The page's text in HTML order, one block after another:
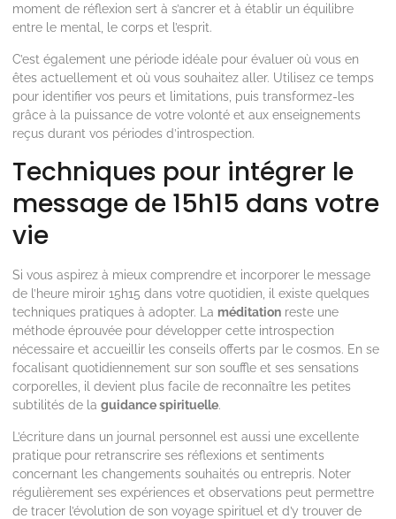
moment de réflexion sert à s’ancrer et à établir un équilibre
entre le mental, le corps et l’esprit.
C’est également une période idéale pour évaluer où vous en
êtes actuellement et où vous souhaitez aller. Utilisez ce temps
pour identifier vos peurs et limitations, puis transformez-les
grâce à la puissance de votre volonté et aux enseignements
reçus durant vos périodes d’introspection.
Techniques pour intégrer le
message de 15h15 dans votre
vie
Si vous aspirez à mieux comprendre et incorporer le message
de l’heure miroir 15h15 dans votre quotidien, il existe quelques
techniques pratiques à adopter. La méditation reste une
méthode éprouvée pour développer cette introspection
nécessaire et accueillir les conseils offerts par le cosmos. En se
focalisant quotidiennement sur son souffle et ses sensations
corporelles, il devient plus facile de reconnaître les petites
subtilités de la guidance spirituelle.
L’écriture dans un journal personnel est aussi une excellente
pratique pour retranscrire ses réflexions et sentiments
concernant les changements souhaités ou entrepris. Noter
régulièrement ses expériences et observations peut permettre
de tracer l’évolution de son voyage spirituel et d’y trouver de